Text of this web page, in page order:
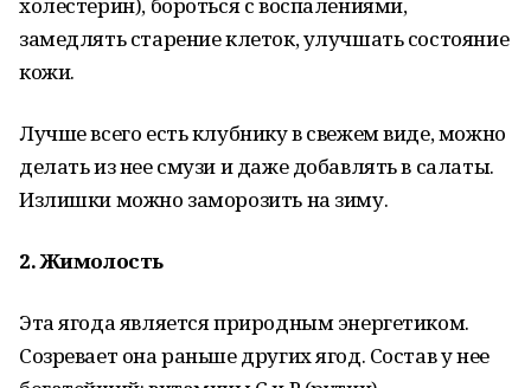
замедлять старение клеток, улучшать состояние
кожи.
Лучше всего есть клубнику в свежем виде, можно
делать из нее смузи и даже добавлять в салаты.
Излишки можно заморозить на зиму.
2. Жимолость
Эта ягода является природным энергетиком.
Созревает она раньше других ягод. Состав у нее